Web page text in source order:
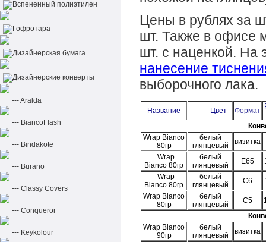
Вспененный полиэтилен
Гофротара
Дизайнерская бумага
Дизайнерские конверты
--- Aralda
--- BiancoFlash
--- Bindakote
--- Burano
--- Classy Covers
--- Conqueror
--- Keykolour
Цены в рублях за
шт. Также в офисе
шт. с наценкой. На
нанесение
выборочного лака.
Название Цвет Формат
Wrap Bianco
80гр
белый
глянцевый
визитка
Wrap
Bianco 80гр
белый
глянцевый
Е65
Wrap
Bianco 80гр
белый
глянцевый
С6
Wrap Bianco
80гр
белый
глянцевый
С5
Wrap Bianco
90гр
белый
глянцевый
визитка